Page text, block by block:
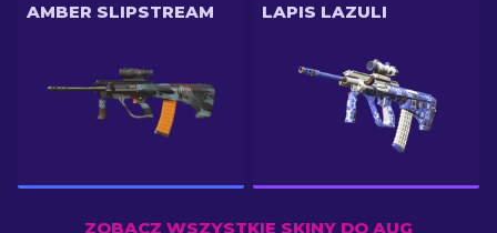
AMBER SLIPSTREAM LAPIS LAZULI
ZOBACZ WSZYSTKIE SKINY DO AUG